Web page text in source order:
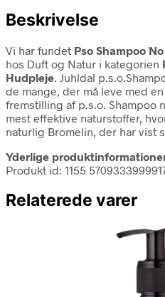
Beskrivelse
Vi har fundet Pso Shampoo
hos Duft og Natur i kategorien
Hudpleje. Juhldal
de mange, der må leve med
fremstilling af p.s.o. Shampoo
mest effektive naturstoffer,
naturlig Bromelin, der har vist
Yderlige
Produkt id: 1155
Relaterede varer